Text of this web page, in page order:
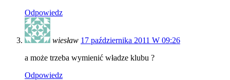
Odpowiedz
wiesław 17 października 2011 W 09:26
a może trzeba wymienić władze klubu ?
Odpowiedz